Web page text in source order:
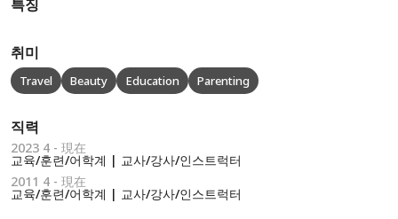
특징
취미
Travel Beauty Education Parenting
직력
2023 4 - 現在
교육/훈련/어학계 | 교사/강사/인스트럭터
2011 4 - 現在
교육/훈련/어학계 | 교사/강사/인스트럭터